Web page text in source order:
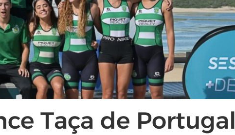
Taça de Portugal